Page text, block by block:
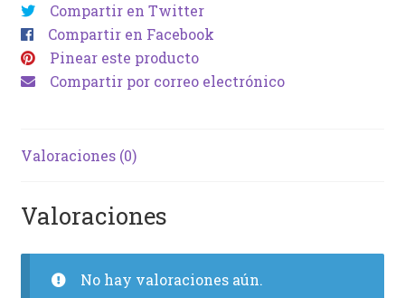
Compartir en Twitter
Compartir en Facebook
Pinear este producto
Compartir por correo electrónico
Valoraciones (0)
Valoraciones
No hay valoraciones aún.